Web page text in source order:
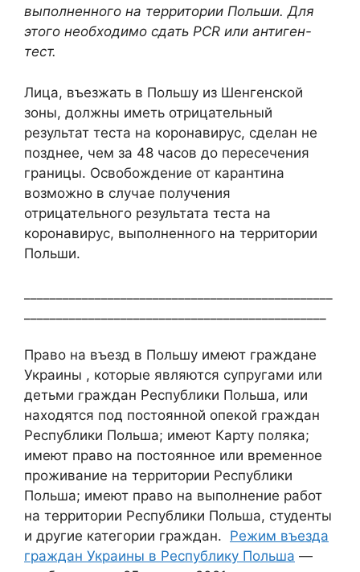
выполненного на территории Польши. Для
этого необходимо сдать PCR или антиген-
тест.
Лица, въезжать в Польшу из Шенгенской
зоны, должны иметь отрицательный
результат теста на коронавирус, сделан не
позднее, чем за 48 часов до пересечения
границы. Освобождение от карантина
возможно в случае получения
отрицательного результата теста на
коронавирус, выполненного на территории
Польши.
Право на въезд в Польшу имеют граждане
Украины , которые являются супругами или
детьми граждан Республики Польша, или
находятся под постоянной опекой граждан
Республики Польша; имеют Карту поляка;
имеют право на постоянное или временное
проживание на территории Республики
Польша; имеют право на выполнение работ
на территории Республики Польша, студенты
и другие категории граждан. Режим въезда
граждан Украины в Республику Польша —